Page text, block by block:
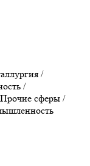
/
/
сферы /